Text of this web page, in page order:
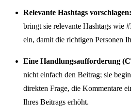
Relevante Hashtags vorschlagen:
bringt sie relevante Hashtags wie
ein, damit die richtigen Personen
Eine Handlungsaufforderung
nicht einfach den Beitrag; sie
direkten Frage, die Kommentare
Ihres Beitrags erhöht.